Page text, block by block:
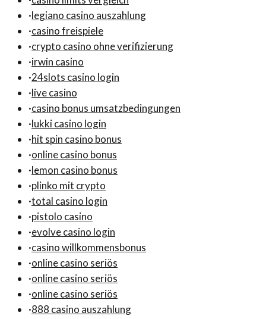
·legiano casino auszahlung
·casino freispiele
·crypto casino ohne verifizierung
·irwin casino
·24slots casino login
·live casino
·casino bonus umsatzbedingungen
·lukki casino login
·hit spin casino bonus
·online casino bonus
·lemon casino bonus
·plinko mit crypto
·total casino login
·pistolo casino
·evolve casino login
·casino willkommensbonus
·online casino seriös
·online casino seriös
·online casino seriös
·888 casino auszahlung